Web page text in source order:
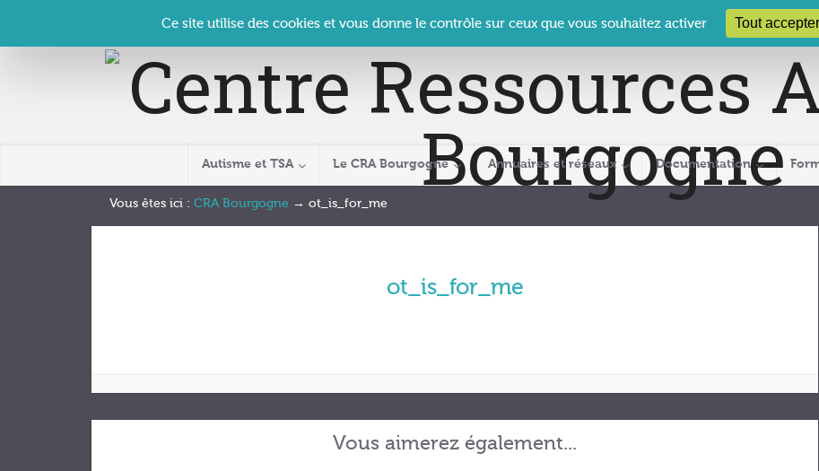
Contact Se connecter | CRA Bourgogne – Le Clos des Présidents – 19-21 rue Coty – 21 000 DIJON
Autisme et TSA Le CRA Bourgogne Annuaires et réseaux Documentation
Vous êtes ici : CRA Bourgogne → ot_is_for_me
ot_is_for_me
Vous aimerez également...
Ce site utilise des cookies et vous donne le contrôle sur ceux que vous souhaitez activer Tout accepter